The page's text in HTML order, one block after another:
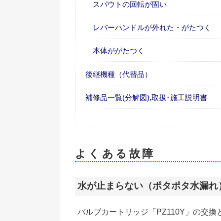
スパウトの回転が固い
レバーハンドルが外れた・がたつく
本体ががたつく
後継機種（代替品）
補修品一覧(分解図),取扱･施工説明書
よくある故障
水が止まらない（ポタポタ水漏れ
バルブカートリッジ「PZ110Y」の交換